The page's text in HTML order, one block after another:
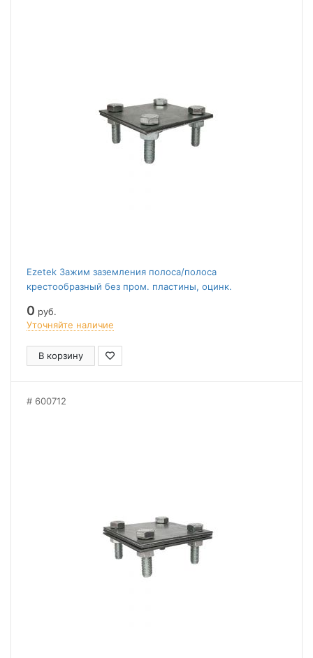
Ezetek Зажим заземления полоса/полоса
крестообразный без пром. пластины, оцинк.
0 руб.
Уточняйте наличие
В корзину
600712